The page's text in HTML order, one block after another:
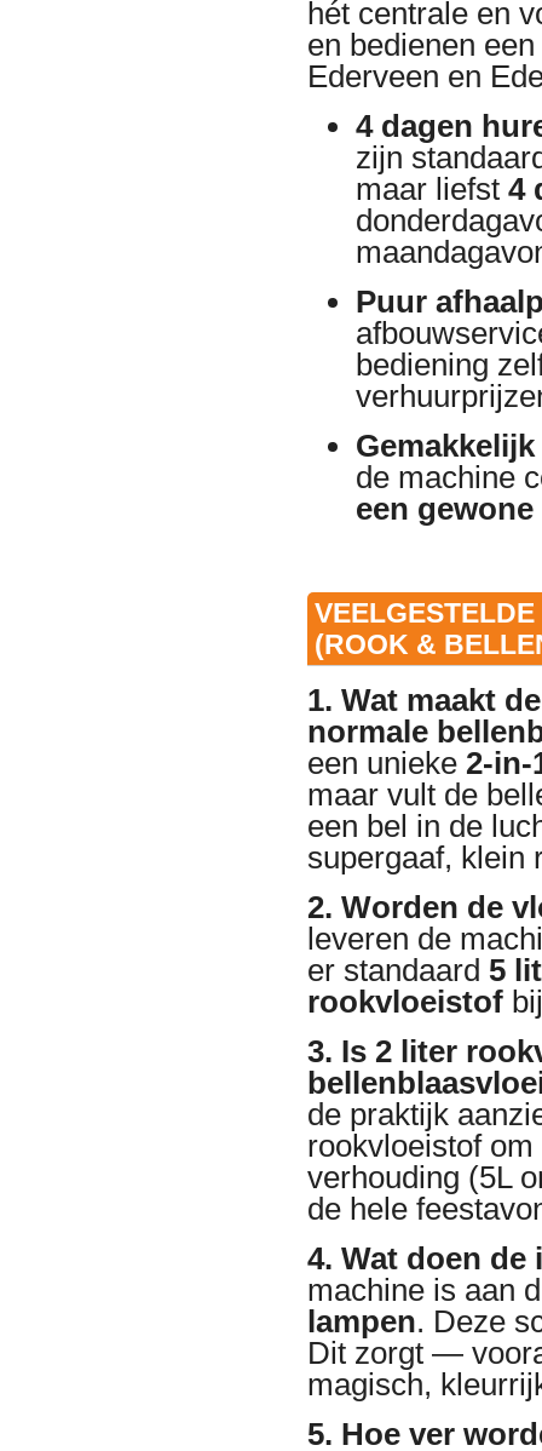
hét centrale en
en bedienen
Ederveen en
4 dagen
zijn
maar liefst 4
Puur
bediening
de machine
een
(ROOK &
1. Wat maakt
normale
een unieke 2-in-
maar vult de
een bel in de
supergaaf, klein
2. Worden de
leveren de
er standaard 5
rookvloeistof
3. Is 2 liter
de praktijk
rookvloeistof
verhouding (5L
de hele
4. Wat doen
machine is aan
lampen. Deze
Dit zorgt —
magisch,
5. Hoe ver